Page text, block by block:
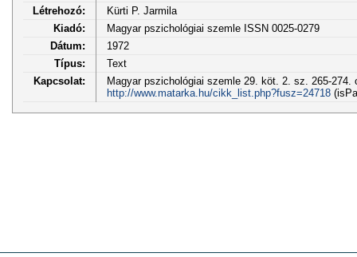
Létrehozó:
Kürti P. Jarmila
Kiadó:
Magyar pszichológiai szemle ISSN 0025-0279
Dátum:
1972
Típus:
Text
Kapcsolat:
Magyar pszichológiai szemle 29. köt. 2. sz. 265-274.
http://www.matarka.hu/cikk_list.php?fusz=24718